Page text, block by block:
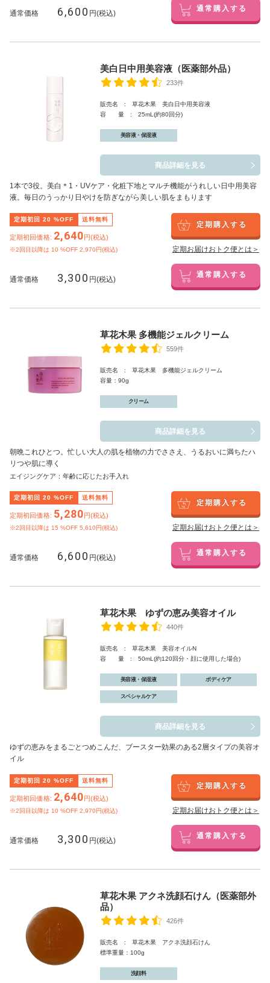
通常価格 6,600 円(税込) 通常購入する
美白日中用美容液（医薬部外品）
233件
販売名 : 草花木果 美白日中用美容液
容 量 : 25mL(約80回分)
美容液・保湿液
商品詳細を見る
1本で3役。美白 ＊1 ・UVケア・化粧下地とマルチ機能がうれしい日中用美容
液。毎日のうっかり日やけを防ぎながら美しい肌をまもります
定期初回 20 %OFF 送料無料
定期初回価格: 2,640円(税込)
※2回目以降は 10 %OFF 2,970円(税込)
定期購入する
定期お届けおトク便とは＞
通常価格 3,300 円(税込) 通常購入する
草花木果 多機能ジェルクリーム
559件
販売名 : 草花木果 多機能ジェルクリーム
容量：90g
クリーム
商品詳細を見る
朝晩これひとつ。忙しい大人の肌を植物の力でささえ、うるおいに満ちたハ
リつや肌に導く
エイジングケア：年齢に応じたお手入れ
定期初回 20 %OFF 送料無料
定期初回価格: 5,280円(税込)
※2回目以降は 15 %OFF 5,610円(税込)
定期購入する
定期お届けおトク便とは＞
通常価格 6,600 円(税込) 通常購入する
草花木果 ゆずの恵み美容オイル
440件
販売名 : 草花木果 美容オイルN
容 量 : 50mL(約120回分・顔に使用した場合)
美容液・保湿液 ボディケア
スペシャルケア
商品詳細を見る
ゆずの恵みをまるごとつめこんだ、ブースター効果のある2層タイプの美容オ
イル
定期初回 20 %OFF 送料無料
定期初回価格: 2,640円(税込)
※2回目以降は 10 %OFF 2,970円(税込)
定期購入する
定期お届けおトク便とは＞
通常価格 3,300 円(税込) 通常購入する
草花木果 アクネ洗顔石けん（医薬部外
品）
426件
販売名 : 草花木果 アクネ洗顔石けん
標準重量：100g
洗顔料